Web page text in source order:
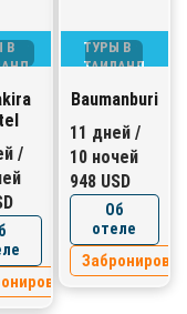
В
/
ТУРЫ В
ТАИЛАНД
Baumanburi
11 дней /
10 ночей
948 USD
Об
отеле